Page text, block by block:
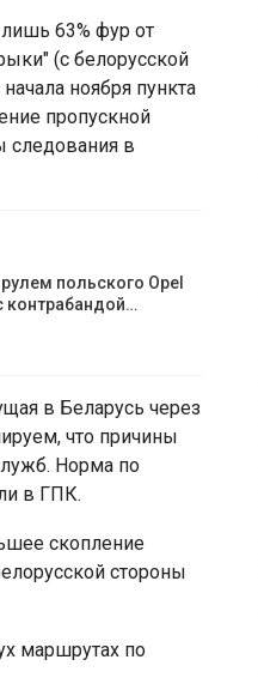
63% фур от
(с белорусской
ноября пункта
пропускной
следования в
польского Opel
контрабандой…
в Беларусь через
что причины
Норма по
в ГПК.
скопление
стороны
маршрутах по